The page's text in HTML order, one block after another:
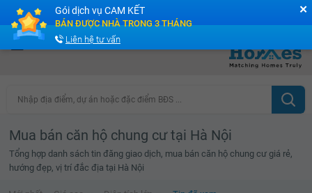
Cộng đồng Môi giới bPRO
Nhập địa điểm, dự án hoặc đặc điểm BĐS ...
Mua bán căn hộ chung cư tại Hà Nội
Tổng hợp danh sách tin đăng giao dịch, mua bán căn hộ chung cư giá rẻ,
hướng đẹp, vị trí đắc địa tại Hà Nội
✕
Gói dịch vụ CAM KẾT
BÁN ĐƯỢC NHÀ TRONG 3 THÁNG
Liên hệ tư vấn